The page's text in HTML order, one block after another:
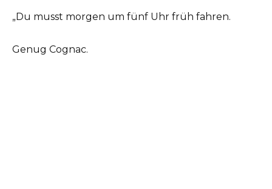
„Du musst morgen um fünf Uhr früh fahren.
Genug Cognac.